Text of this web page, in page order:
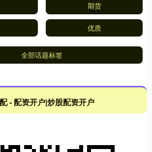
期货
优质
全部话题标签
- 配资开户|炒股配资开户